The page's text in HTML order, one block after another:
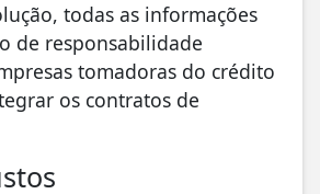
todas as informações
de responsabilidade
tomadoras do crédito
os contratos de